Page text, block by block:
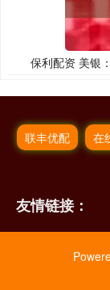
保利配资 美银
联丰优配 在
友情链接：